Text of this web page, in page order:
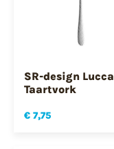
SR-design Lucca
Taartvork
€ 7,75